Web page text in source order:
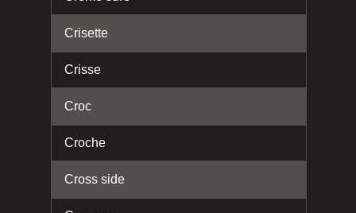
Crisette
Crisse
Croc
Croche
Cross side